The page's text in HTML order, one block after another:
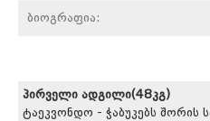
ბიოგრაფია:
პირველი ადგილი(48კგ)
ტაეკვონდო - ჭაბუკებს შორის